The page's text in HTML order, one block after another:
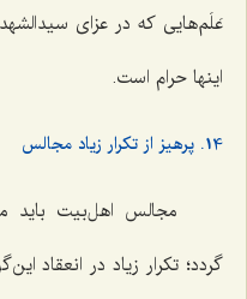
عَلَم‌هایی که در عزای
اینها حرام است.
14. پرهیز از تکرار زیاد مجالس
مجالس اهل‌بیت
گردد؛ تکرار زیاد در انعقاد